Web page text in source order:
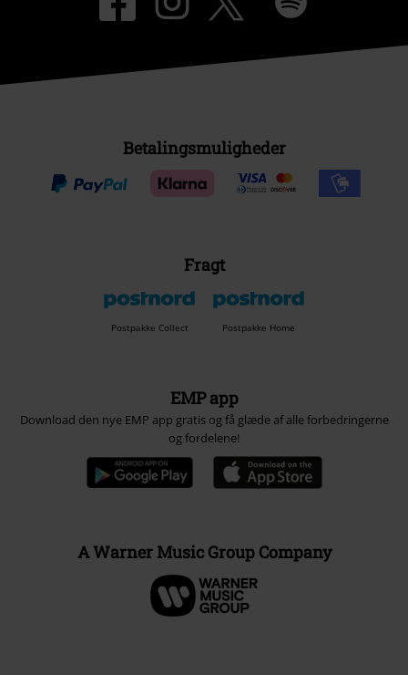
Betalingsmuligheder
Fragt
Postpakke Collect Postpakke Home
EMP app
Download den nye EMP app gratis og få glæde af alle forbedringerne
og fordelene!
A Warner Music Group Company